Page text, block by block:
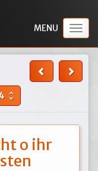
unfold_more
o ihr